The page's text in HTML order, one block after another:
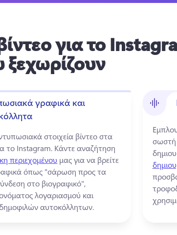
για το
ξεχωρίζουν
γραφικά και
στοιχεία βίντεο στα
το Instagram. Κάντε αναζήτηση
περιεχομένου μας για να βρείτε
όπως "σάρωση προς τα
στο βιογραφικό",
λογαριασμού και
δημοφιλών αυτοκόλλητων.